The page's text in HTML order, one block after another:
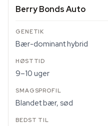
Berry Bonds Auto
Bær-dominant hybrid
9–10 uger
Blandet bær, sød